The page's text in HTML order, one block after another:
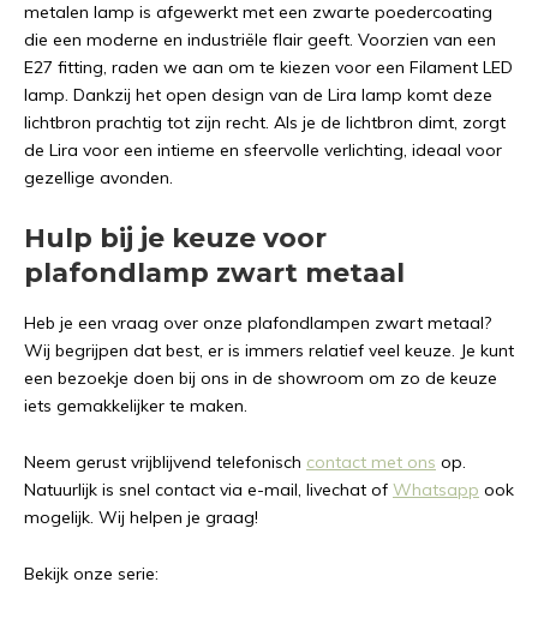
metalen lamp is afgewerkt met een zwarte poedercoating
die een moderne en industriële flair geeft. Voorzien van een
E27 fitting, raden we aan om te kiezen voor een Filament LED
lamp. Dankzij het open design van de Lira lamp komt deze
lichtbron prachtig tot zijn recht. Als je de lichtbron dimt, zorgt
de Lira voor een intieme en sfeervolle verlichting, ideaal voor
gezellige avonden.
Hulp bij je keuze voor
plafondlamp zwart metaal
Heb je een vraag over onze plafondlampen zwart metaal?
Wij begrijpen dat best, er is immers relatief veel keuze. Je kunt
een bezoekje doen bij ons in de showroom om zo de keuze
iets gemakkelijker te maken.
Neem gerust vrijblijvend telefonisch contact met ons op.
Natuurlijk is snel contact via e-mail, livechat of Whatsapp ook
mogelijk. Wij helpen je graag!
Bekijk onze serie: